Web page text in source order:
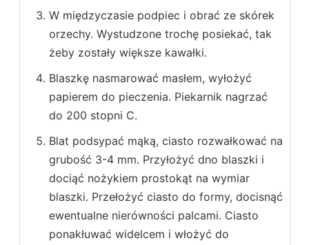
W międzyczasie podpiec i obrać ze skórek
orzechy. Wystudzone trochę posiekać, tak
żeby zostały większe kawałki.
Blaszkę nasmarować masłem, wyłożyć
papierem do pieczenia. Piekarnik nagrzać
do 200 stopni C.
Blat podsypać mąką, ciasto rozwałkować na
grubość 3-4 mm. Przyłożyć dno blaszki i
dociąć nożykiem prostokąt na wymiar
blaszki. Przełożyć ciasto do formy, docisnąć
ewentualne nierówności palcami. Ciasto
ponakłuwać widelcem i włożyć do